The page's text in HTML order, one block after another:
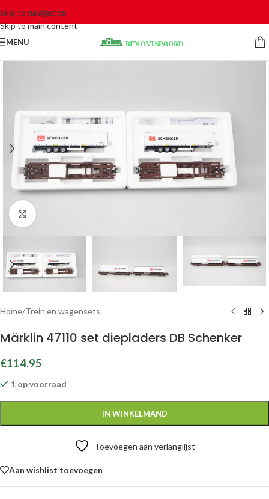
Skip to navigation
Skip to main content
MENU
Click to enlarge
Home/Trein en wagensets
Märklin 47110 set diepladers DB Schenker
€114.95
1 op voorraad
IN WINKELMAND
Toevoegen aan verlanglijst
Aan wishlist toevoegen